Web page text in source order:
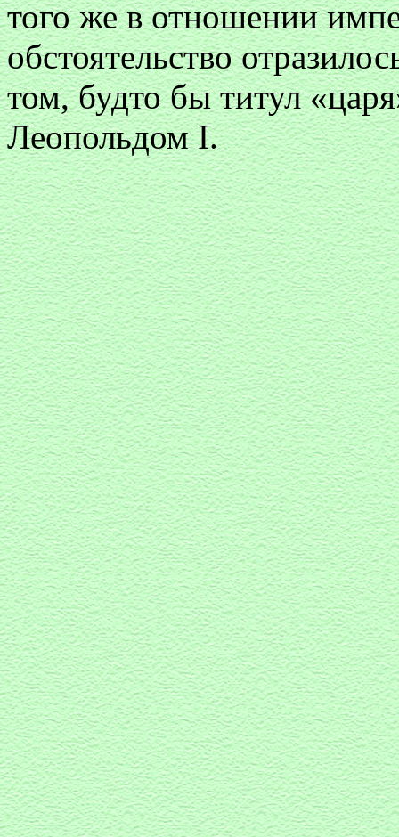
того же в отношении
обстоятельство
том, будто бы титул
Леопольдом I.